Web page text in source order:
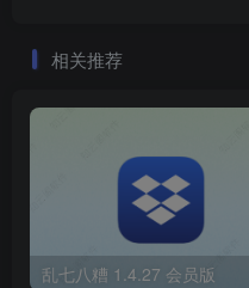
相关推荐
乱七八糟 1.4.27 会员版